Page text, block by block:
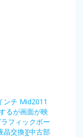
ンチ Mid2011
るが画面が映
フィックボー
晶交換][中古部